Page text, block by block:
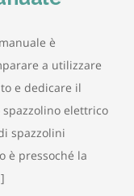
è
a utilizzare
e dedicare il
elettrico
spazzolini
è pressoché la